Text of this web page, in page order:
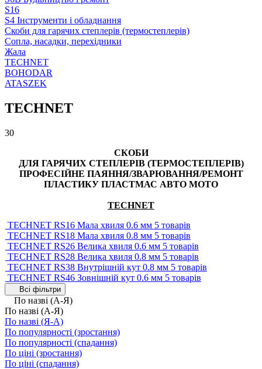
S16
S4 Інструменти і обладнання
Скоби для гарячих степлерів (термостеплерів)
Сопла, насадки, перехідники
Жала
TECHNET
BOHODAR
ATASZEK
TECHNET
30
СКОБИ
ДЛЯ ГАРЯЧИХ СТЕПЛЕРІВ (ТЕРМОСТЕПЛЕРІВ)
ПРОФЕСІЙНЕ ПАЯННЯ/ЗВАРЮВАННЯ/РЕМОНТ
ПЛАСТИКУ ПЛАСТМАС АВТО МОТО
TECHNET
TECHNET RS16 Мала хвиля 0.6 мм 5 товарів
TECHNET RS18 Мала хвиля 0.8 мм 5 товарів
TECHNET RS26 Велика хвиля 0.6 мм 5 товарів
TECHNET RS28 Велика хвиля 0.8 мм 5 товарів
TECHNET RS38 Внутрішній кут 0.8 мм 5 товарів
TECHNET RS46 Зовнішній кут 0.6 мм 5 товарів
Всі фільтри
По назві (А-Я)
По назві (А-Я)
По назві (Я-А)
По популярності (зростання)
По популярності (спадання)
По ціні (зростання)
По ціні (спадання)